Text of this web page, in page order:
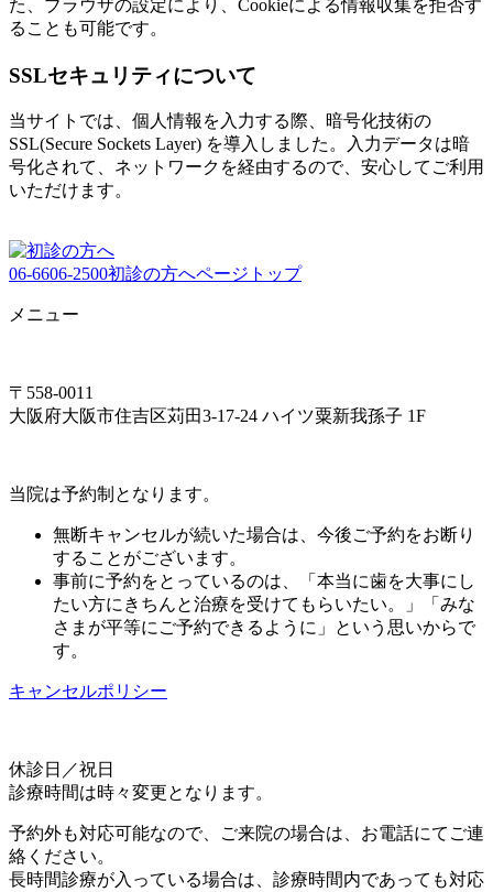
た、ブラウザの設定により、Cookieによる情報収集を拒否す
ることも可能です。
SSLセキュリティについて
当サイトでは、個人情報を入力する際、暗号化技術の
SSL(Secure Sockets Layer) を導入しました。入力データは暗
号化されて、ネットワークを経由するので、安心してご利用
いただけます。
06-6606-2500初診の方へページトップ
メニュー
〒558-0011
大阪府大阪市住吉区苅田3-17-24 ハイツ粟新我孫子 1F
当院は予約制となります。
無断キャンセルが続いた場合は、今後ご予約をお断り
することがございます。
事前に予約をとっているのは、「本当に歯を大事にし
たい方にきちんと治療を受けてもらいたい。」「みな
さまが平等にご予約できるように」という思いからで
す。
キャンセルポリシー
休診日／祝日
診療時間は時々変更となります。
予約外も対応可能なので、ご来院の場合は、お電話にてご連
絡ください。
長時間診療が入っている場合は、診療時間内であっても対応